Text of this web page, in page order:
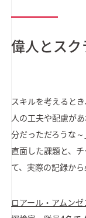
偉人とスク
スキルを考えると
人の工夫や配慮が
分だっただろうな
直面した課題と、
て、実際の記録から
ロアール・アムンゼ